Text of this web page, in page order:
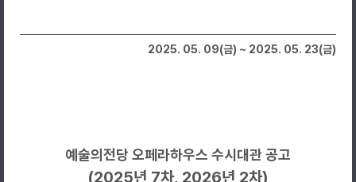
2025. 05. 09(금) ~ 2025. 05. 23(금)
예술의전당 오페라하우스 수시대관 공고
(2025년 7차, 2026년 2차)